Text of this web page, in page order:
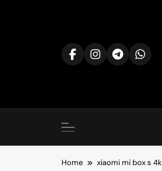
Home xiaomi mi box s 4k